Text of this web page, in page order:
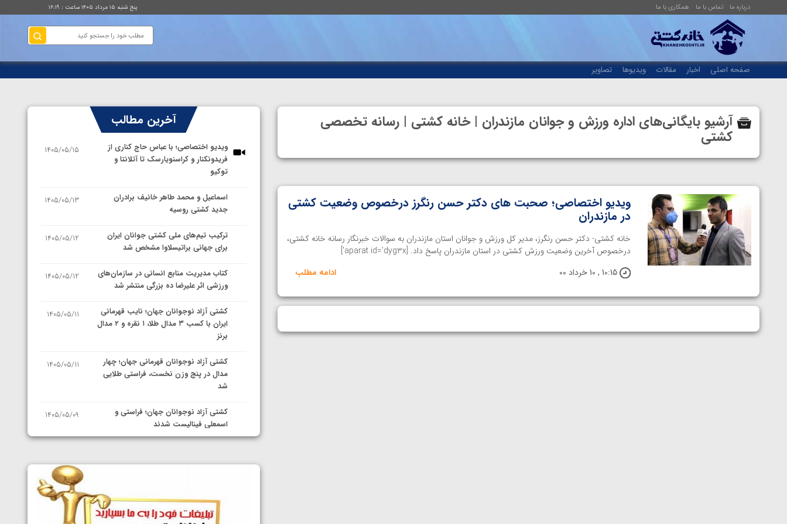
درباره ما تماس با ما همکاری با ما پنج شنبه ۱۵ مرداد ۱۴۰۵ ساعت : ۱۶:۱۹
صفحه اصلی اخبار مقالات ویدیوها تصاویر
آرشیو بایگانی‌های اداره ورزش و جوانان مازندران | خانه کشتی | رسانه تخصصی
کشتی
ویدیو اختصاصی؛ صحبت های دکتر حسن رنگرز درخصوص وضعیت کشتی
در مازندران
خانه کشتی- دکتر حسن رنگرز، مدیر کل ورزش و جوانان استان مازندران به سوالات خبرنگار رسانه خانه کشتی،
درخصوص آخرین وضعیت ورزش کشتی در استان مازندران پاسخ داد. [aparat id='dyg3x']
10:15 , 10 خرداد 00
ادامه مطلب
آخرین مطالب
ویدیو اختصاصی؛ با عباس حاج کناری از
فریدونکنار و کراسنویارسک تا آتلانتا و
توکیو
1405/05/15
اسماعیل و محمد طاهر خانیف برادران
جدید کشتی روسیه
1405/05/13
ترکیب تیم‌های ملی کشتی جوانان ایران
برای جهانی براتیسلاوا مشخص شد
1405/05/12
کتاب مدیریت منابع انسانی در سازمان‌های
ورزشی اثر علیرضا ده بزرگی منتشر شد
1405/05/12
کشتی آزاد نوجوانان جهان؛ نایب قهرمانی
ایران با کسب ۳ مدال طلا، ۱ نقره و ۲ مدال
برنز
1405/05/11
کشتی آزاد نوجوانان قهرمانی جهان؛ چهار
مدال در پنج وزن نخست، فراستی طلایی
شد
1405/05/11
کشتی آزاد نوجوانان جهان؛ فراستی و
اسمعلی فینالیست شدند
1405/05/09
نمایندگان ایران مشخص شدند
سوم برای ایران
1405/05/07